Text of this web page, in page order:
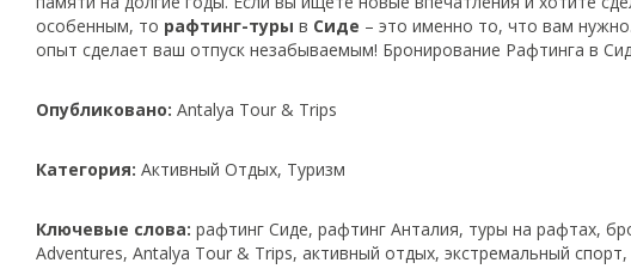
особенным, то рафтинг-туры в Сиде – это именно то, что вам
опыт сделает ваш отпуск незабываемым! Бронирование Рафтинга в
Опубликовано: Antalya Tour & Trips
Категория: Активный Отдых, Туризм
Ключевые слова: рафтинг Сиде, рафтинг Анталия, туры на рафтах,
Adventures, Antalya Tour & Trips, активный отдых, экстремальный